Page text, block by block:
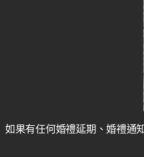
如果有任何婚禮延期、婚禮通